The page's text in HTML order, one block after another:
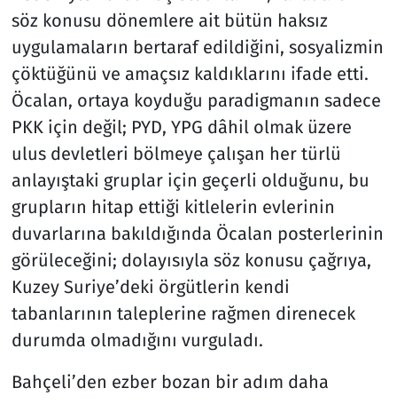
söz konusu dönemlere ait bütün haksız
uygulamaların bertaraf edildiğini, sosyalizmin
çöktüğünü ve amaçsız kaldıklarını ifade etti.
Öcalan, ortaya koyduğu paradigmanın sadece
PKK için değil; PYD, YPG dâhil olmak üzere
ulus devletleri bölmeye çalışan her türlü
anlayıştaki gruplar için geçerli olduğunu, bu
grupların hitap ettiği kitlelerin evlerinin
duvarlarına bakıldığında Öcalan posterlerinin
görüleceğini; dolayısıyla söz konusu çağrıya,
Kuzey Suriye’deki örgütlerin kendi
tabanlarının taleplerine rağmen direnecek
durumda olmadığını vurguladı.
Bahçeli’den ezber bozan bir adım daha